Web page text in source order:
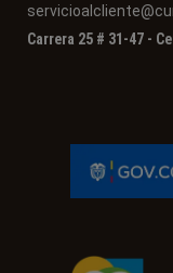
Carrera 25 # 31-47 -